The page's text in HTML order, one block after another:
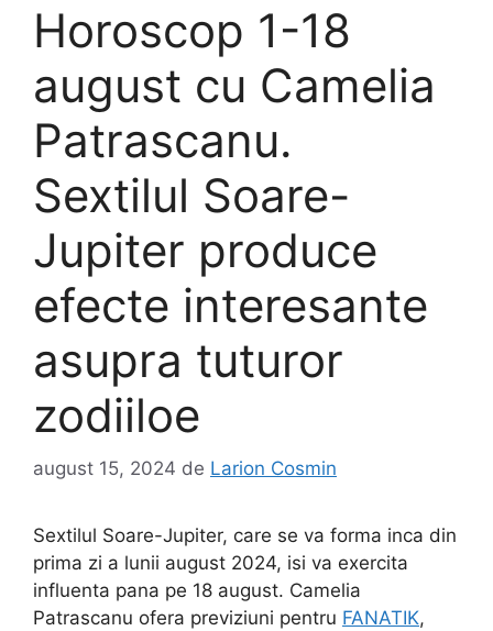
Horoscop 1-18
august cu Camelia
Patrascanu.
Sextilul Soare-
Jupiter produce
efecte interesante
asupra tuturor
zodiiloe
august 15, 2024 de Larion Cosmin
Sextilul Soare-Jupiter, care se va forma inca din
prima zi a lunii august 2024, isi va exercita
influenta pana pe 18 august. Camelia
Patrascanu ofera previziuni pentru FANATIK,